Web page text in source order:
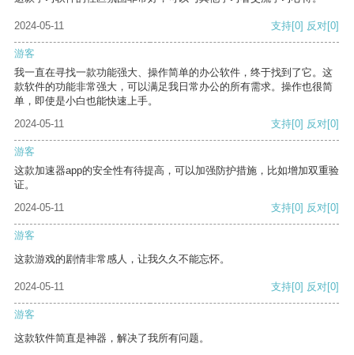
2024-05-11 支持[0] 反对[0]
游客
我一直在寻找一款功能强大、操作简单的办公软件，终于找到了它。这
款软件的功能非常强大，可以满足我日常办公的所有需求。操作也很简
单，即使是小白也能快速上手。
2024-05-11
支持[0] 反对[0]
游客
这款加速器app的安全性有待提高，可以加强防护措施，比如增加双重验
证。
2024-05-11
支持[0] 反对[0]
游客
这款游戏的剧情非常感人，让我久久不能忘怀。
2024-05-11 支持[0] 反对[0]
游客
这款软件简直是神器，解决了我所有问题。